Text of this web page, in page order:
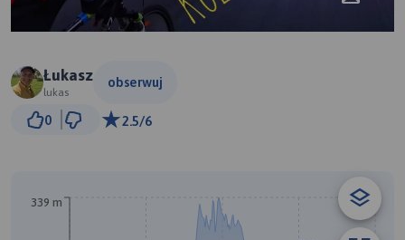
Łukasz
lukas
obserwuj
0 2.5/6
339 m